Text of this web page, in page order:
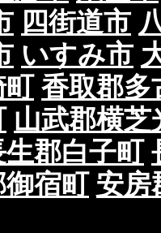
四街道市
いすみ市
町 香取郡多
山武郡横芝
生郡白子町
宿町 安房